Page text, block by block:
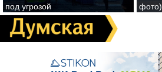
под угрозой
фото)